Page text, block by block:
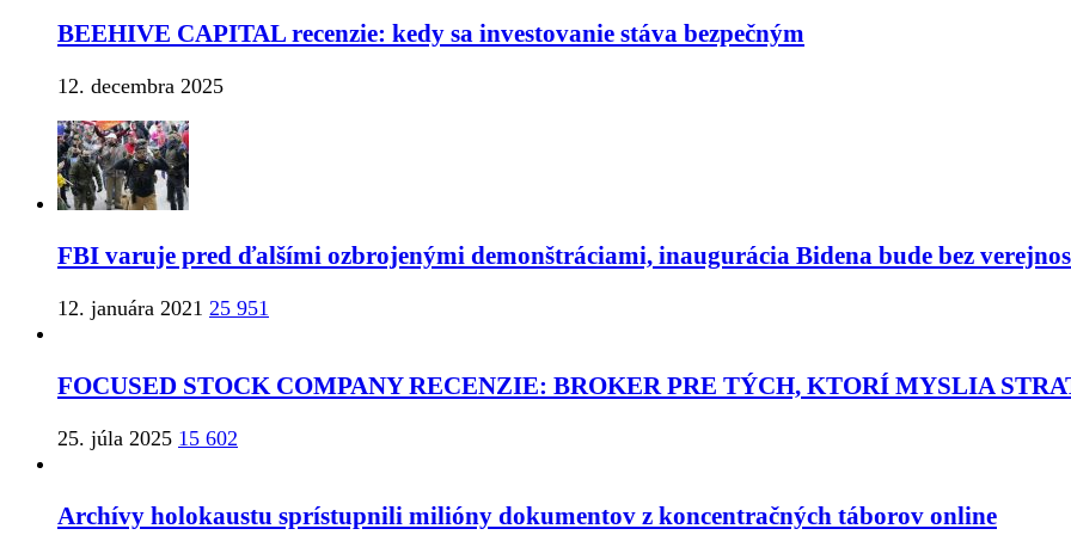
BEEHIVE CAPITAL recenzie: kedy sa investovanie stáva bezpečným
12. decembra 2025
FBI varuje pred ďalšími ozbrojenými demonštráciami, inaugurácia Bidena bude bez
12. januára 2021 25 951
FOCUSED STOCK COMPANY RECENZIE: BROKER PRE TÝCH, KTORÍ MYSLIA
25. júla 2025 15 602
Archívy holokaustu sprístupnili milióny dokumentov z koncentračných táborov online